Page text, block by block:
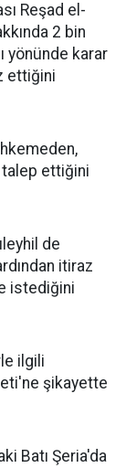
Reşad el-
2 bin
yönünde karar
ettiğini
talep ettiğini
de
itiraz
istediğini
ilgili
şikayette
Batı Şeria'da